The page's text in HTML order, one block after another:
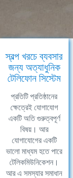
স্বল্প খরচে ব্যবসার
জন্য অত্যাধুনিক
টেলিফোন সিস্টেম
প্রতিটি প্রতিষ্ঠানের
ক্ষেত্রেই যোগাযোগ
একটি অতি গুরুত্বপূর্ণ
বিষয়। আর
যোগাযোগের একটি
ভালো মাধ্যম হতে পারে
টেলিকমিউনিকেশন।
আর এ সমস্যার সমাধান